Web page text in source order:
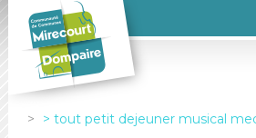
tout petit dejeuner musical